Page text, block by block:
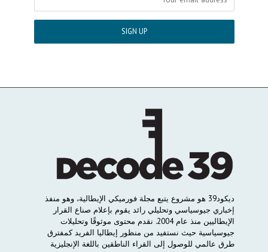
ديكود39 هو مشروع يتبع مجلة فورميكي الإيطالية، وهو منفذ
إخباري جيوسياسي وتحليلي رائد يقوم بإعلام صناع القرار
الإيطاليين منذ عام 2004. نقدم محتوى موثوقًا وتحليلات
جيوسياسية حيث نستفيد من منظور إيطاليا الفريد كمفترق
طرق عالمي للوصول إلى القراء الناطقين باللغة الإنجليزية